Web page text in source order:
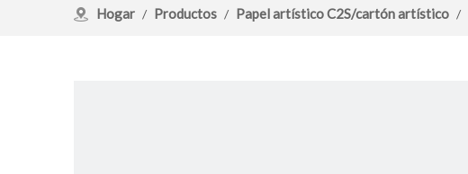
Hogar / Productos / Papel artístico C2S/cartón artístico /